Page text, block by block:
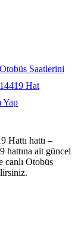
Otobüs Saatlerini
14419 Hat
Yap
Hattı hattı –
hattına ait güncel
canlı Otobüs